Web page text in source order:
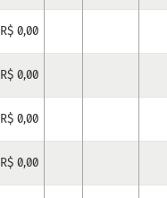
R$ 0,00
R$ 0,00
R$ 0,00
R$ 0,00